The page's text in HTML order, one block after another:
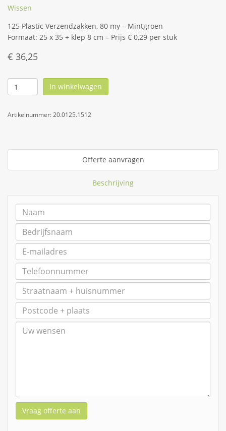
Wissen
125 Plastic Verzendzakken, 80 my – Mintgroen
Formaat: 25 x 35 + klep 8 cm – Prijs € 0,29 per stuk
€ 36,25
In winkelwagen
Artikelnummer:20.0125.1512
Offerte aanvragen
Beschrijving
Vraag offerte aan